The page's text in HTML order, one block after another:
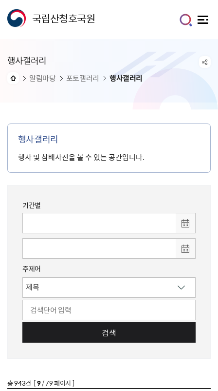
국립산청호국원
행사갤러리
알림마당 포토갤러리 행사갤러리
행사갤러리
행사 및 참배사진을 볼 수 있는 공간입니다.
기간별
주제어
검색
총943건 [9/ 79 페이지 ]